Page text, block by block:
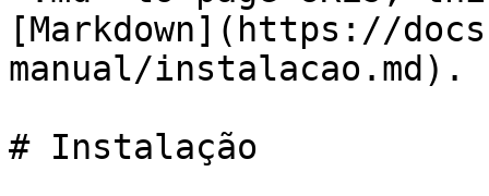
[Markdown](https://
manual/instalacao.md).
# Instalação